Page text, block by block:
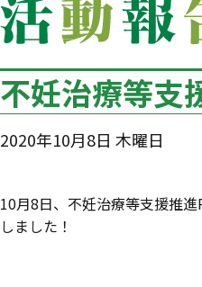
不妊治療等支
2020年10月8日 木曜日
10月8日、不妊治療等支援推
しました！